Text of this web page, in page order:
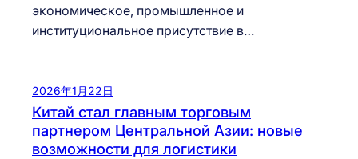
экономическое, промышленное и
институциональное присутствие в…
2026年1月22日
Китай стал главным торговым
партнером Центральной Азии: новые
возможности для логистики